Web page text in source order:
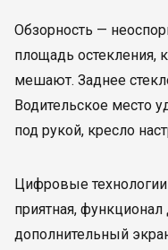
Обзорность —
площадь остекления,
мешают. Заднее
Водительское место
под рукой, кресло
Цифровые
приятная,
дополнительный